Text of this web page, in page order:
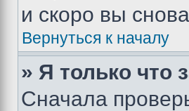
и скоро вы
Вернуться к началу
» Я только что
Сначала